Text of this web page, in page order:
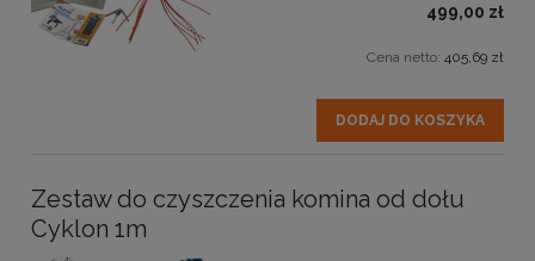
499,00 zł
Cena netto: 405,69 zł
DODAJ DO KOSZYKA
Zestaw do czyszczenia komina od dołu
Cyklon 1m